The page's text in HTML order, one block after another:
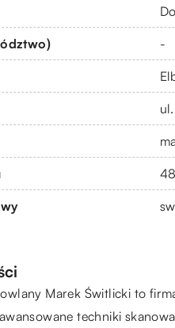
-
Marek Świtlicki to
techniki